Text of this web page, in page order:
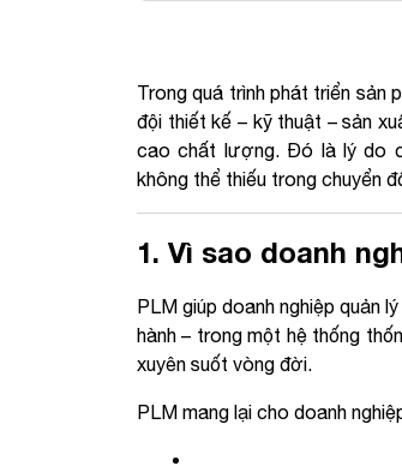
Trong quá trình phát triển sản
đội thiết kế – kỹ thuật – sản
cao chất lượng. Đó là lý do
không thể thiếu trong chuyển
1. Vì sao doanh
PLM giúp doanh nghiệp quản
hành – trong một hệ thống
xuyên suốt vòng đời.
PLM mang lại cho doanh